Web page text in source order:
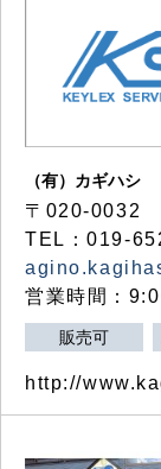
（有）カギハシ
〒020-0032
TEL：019-
営業時間：
販売可
http://